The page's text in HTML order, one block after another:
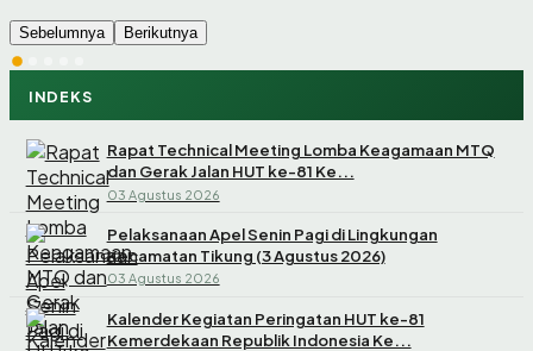
Sebelumnya Berikutnya
INDEKS
Rapat Technical Meeting Lomba Keagamaan MTQ
dan Gerak Jalan HUT ke-81 Ke...
03 Agustus 2026
Pelaksanaan Apel Senin Pagi di Lingkungan
Kecamatan Tikung (3 Agustus 2026)
03 Agustus 2026
Kalender Kegiatan Peringatan HUT ke-81
Kemerdekaan Republik Indonesia Ke...